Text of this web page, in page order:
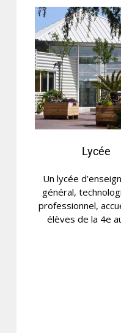
Lycée
Un lycée
général,
professionnel, a
élèves de la 4e